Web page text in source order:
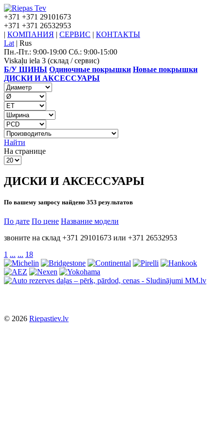
+371 +371 29101673
+371 +371 26532953
| КОМПАНИЯ | СЕРВИС | КОНТАКТЫ
Lat | Rus
Пн.-Пт.: 9:00-19:00 Сб.: 9:00-15:00
Viskaļu iela 3 (склад / сервис)
Б/У ШИНЫ Одиночные покрышки Новые покрышки
ДИСКИ И АКСЕССУАРЫ
Найти
На странице
ДИСКИ И АКСЕССУАРЫ
По вашему запросу найдено 353 результатов
По дате По цене Название модели
звоните на склад +371 29101673 или +371 26532953
1 ... ... 18
© 2026 Riepastiev.lv